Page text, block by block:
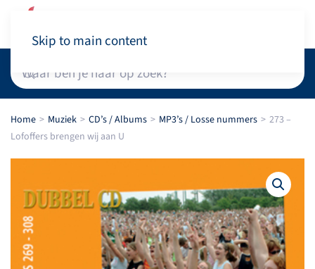
Skip to main content
Home Muziek CD’s / Albums MP3’s / Losse nummers
273 –
Lofoffers brengen wij aan U